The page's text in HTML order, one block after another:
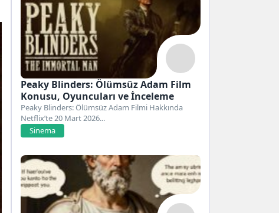
Peaky Blinders: Ölümsüz Adam Film
Konusu, Oyuncuları ve İnceleme
Peaky Blinders: Ölümsüz Adam Filmi Hakkında
Netflix’te 20 Mart 2026...
Sinema